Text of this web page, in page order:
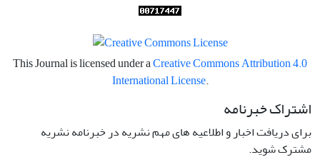
This Journal is licensed under aCreative Commons Attribution 4.0
International License.
اشتراک خبرنامه
برای دریافت اخبار و اطلاعیه های مهم نشریه در خبرنامه نشریه
مشترک شوید.